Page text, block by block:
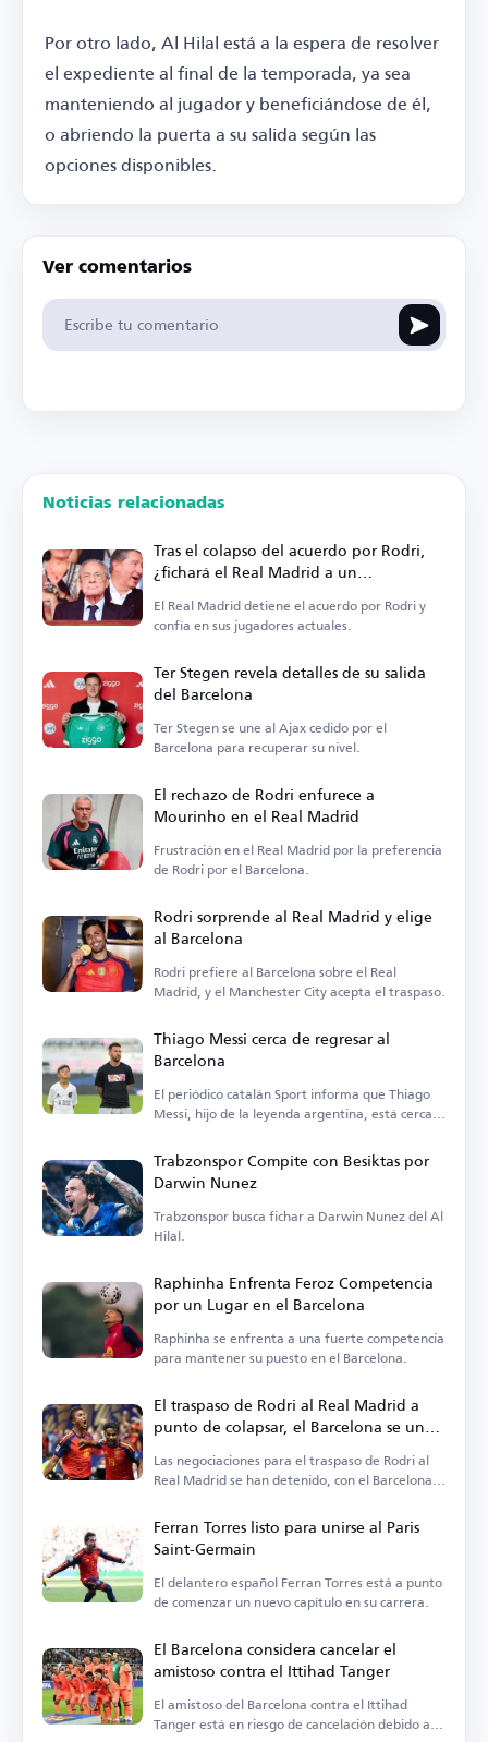
Por otro lado, Al Hilal está a la espera de resolver
el expediente al final de la temporada, ya sea
manteniendo al jugador y beneficiándose de él,
o abriendo la puerta a su salida según las
opciones disponibles.
Ver comentarios
Noticias relacionadas
Tras el colapso del acuerdo por Rodri,
¿fichará el Real Madrid a un
centrocampista?
El Real Madrid detiene el acuerdo por Rodri y
confía en sus jugadores actuales.
Ter Stegen revela detalles de su salida
del Barcelona
Ter Stegen se une al Ajax cedido por el
Barcelona para recuperar su nivel.
El rechazo de Rodri enfurece a
Mourinho en el Real Madrid
Frustración en el Real Madrid por la preferencia
de Rodri por el Barcelona.
Rodri sorprende al Real Madrid y elige
al Barcelona
Rodri prefiere al Barcelona sobre el Real
Madrid, y el Manchester City acepta el traspaso.
Thiago Messi cerca de regresar al
Barcelona
El periódico catalán Sport informa que Thiago
Messi, hijo de la leyenda argentina, está cerca
Trabzonspor Compite con Besiktas por
Darwin Nunez
Trabzonspor busca fichar a Darwin Nunez del Al
Hilal.
Raphinha Enfrenta Feroz Competencia
por un Lugar en el Barcelona
Raphinha se enfrenta a una fuerte competencia
para mantener su puesto en el Barcelona.
El traspaso de Rodri al Real Madrid a
punto de colapsar, el Barcelona se une
a la carrera
Las negociaciones para el traspaso de Rodri al
Real Madrid se han detenido, con el Barcelona
Ferran Torres listo para unirse al Paris
Saint-Germain
El delantero español Ferran Torres está a punto
de comenzar un nuevo capítulo en su carrera.
El Barcelona considera cancelar el
amistoso contra el Ittihad Tanger
El amistoso del Barcelona contra el Ittihad
Tanger está en riesgo de cancelación debido a